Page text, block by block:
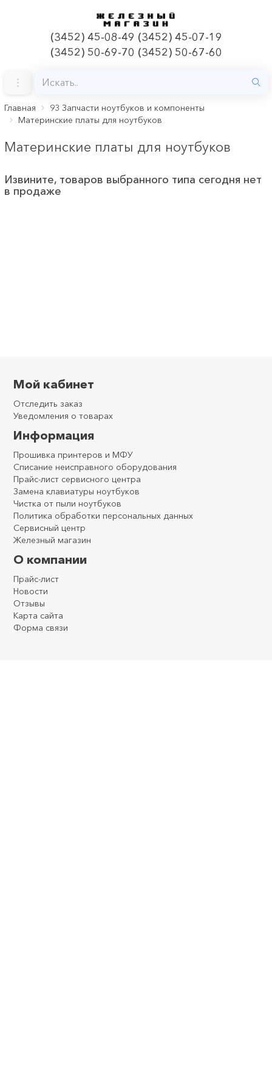
(3452) 45-08-49 (3452) 45-07-19
(3452) 50-69-70 (3452) 50-67-60
Главная
93 Запчасти ноутбуков и компоненты
Материнские платы для ноутбуков
Материнские платы для ноутбуков
Извините, товаров выбранного типа сегодня нет
в продаже
Мой кабинет
Отследить заказ
Уведомления о товарах
Информация
Прошивка принтеров и МФУ
Списание неисправного оборудования
Прайс-лист сервисного центра
Замена клавиатуры ноутбуков
Чистка от пыли ноутбуков
Политика обработки персональных данных
Сервисный центр
Железный магазин
О компании
Прайс-лист
Новости
Отзывы
Карта сайта
Форма связи